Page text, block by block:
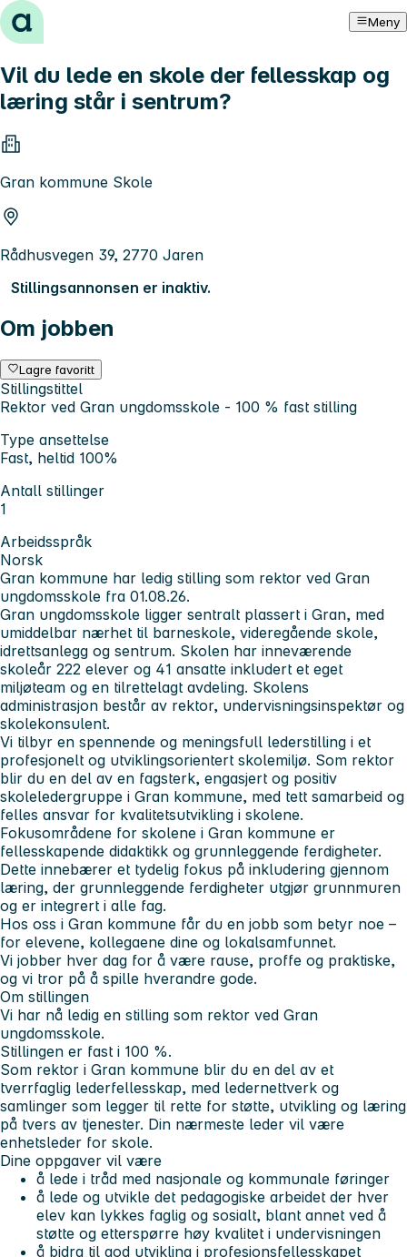
Hopp til innhold Meny
Vil du lede en skole der fellesskap og
læring står i sentrum?
Gran kommune Skole
Rådhusvegen 39, 2770 Jaren
Stillingsannonsen er inaktiv.
Om jobben
Lagre favoritt
Stillingstittel
Rektor ved Gran ungdomsskole - 100 % fast stilling
Type ansettelse
Fast, heltid 100%
Antall stillinger
1
Arbeidsspråk
Norsk
Gran kommune har ledig stilling som rektor ved Gran
ungdomsskole fra 01.08.26.
Gran ungdomsskole ligger sentralt plassert i Gran, med
umiddelbar nærhet til barneskole, videregående skole,
idrettsanlegg og sentrum. Skolen har inneværende
skoleår 222 elever og 41 ansatte inkludert et eget
miljøteam og en tilrettelagt avdeling. Skolens
administrasjon består av rektor, undervisningsinspektør og
skolekonsulent.
Vi tilbyr en spennende og meningsfull lederstilling i et
profesjonelt og utviklingsorientert skolemiljø. Som rektor
blir du en del av en fagsterk, engasjert og positiv
skoleledergruppe i Gran kommune, med tett samarbeid og
felles ansvar for kvalitetsutvikling i skolene.
Fokusområdene for skolene i Gran kommune er
fellesskapende didaktikk og grunnleggende ferdigheter.
Dette innebærer et tydelig fokus på inkludering gjennom
læring, der grunnleggende ferdigheter utgjør grunnmuren
og er integrert i alle fag.
Hos oss i Gran kommune får du en jobb som betyr noe –
for elevene, kollegaene dine og lokalsamfunnet.
Vi jobber hver dag for å være rause, proffe og praktiske,
og vi tror på å spille hverandre gode.
Om stillingen
Vi har nå ledig en stilling som rektor ved Gran
ungdomsskole.
Stillingen er fast i 100 %.
Som rektor i Gran kommune blir du en del av et
tverrfaglig lederfellesskap, med ledernettverk og
samlinger som legger til rette for støtte, utvikling og læring
på tvers av tjenester. Din nærmeste leder vil være
enhetsleder for skole.
Dine oppgaver vil være
å lede i tråd med nasjonale og kommunale føringer
å lede og utvikle det pedagogiske arbeidet der hver
elev kan lykkes faglig og sosialt, blant annet ved å
støtte og etterspørre høy kvalitet i undervisningen
å bidra til god utvikling i profesjonsfellesskapet